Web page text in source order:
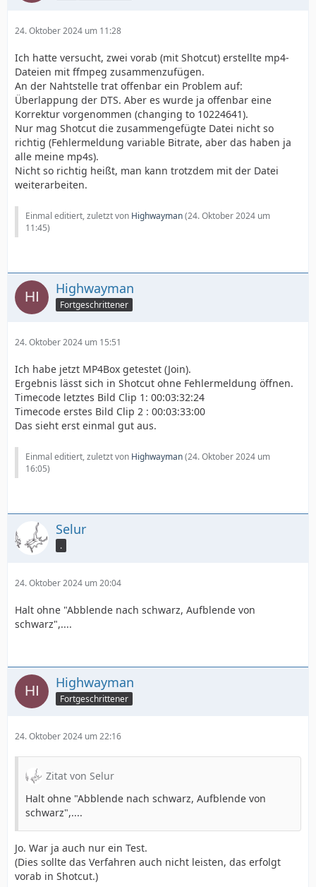
24. Oktober 2024 um 11:28
Ich hatte versucht, zwei vorab (mit Shotcut) erstellte mp4-
Dateien mit ffmpeg zusammenzufügen.
An der Nahtstelle trat offenbar ein Problem auf:
Überlappung der DTS. Aber es wurde ja offenbar eine
Korrektur vorgenommen (changing to 10224641).
Nur mag Shotcut die zusammengefügte Datei nicht so
richtig (Fehlermeldung variable Bitrate, aber das haben ja
alle meine mp4s).
Nicht so richtig heißt, man kann trotzdem mit der Datei
weiterarbeiten.
Einmal editiert, zuletzt von Highwayman(24. Oktober 2024 um
11:45)
Highwayman
Fortgeschrittener
24. Oktober 2024 um 15:51
Ich habe jetzt MP4Box getestet (Join).
Ergebnis lässt sich in Shotcut ohne Fehlermeldung öffnen.
Timecode letztes Bild Clip 1: 00:03:32:24
Timecode erstes Bild Clip 2 : 00:03:33:00
Das sieht erst einmal gut aus.
Einmal editiert, zuletzt von Highwayman(24. Oktober 2024 um
16:05)
Selur
.
24. Oktober 2024 um 20:04
Halt ohne "Abblende nach schwarz, Aufblende von
schwarz",....
Highwayman
Fortgeschrittener
24. Oktober 2024 um 22:16
Zitat von Selur
Halt ohne "Abblende nach schwarz, Aufblende von
schwarz",....
Jo. War ja auch nur ein Test.
(Dies sollte das Verfahren auch nicht leisten, das erfolgt
vorab in Shotcut.)